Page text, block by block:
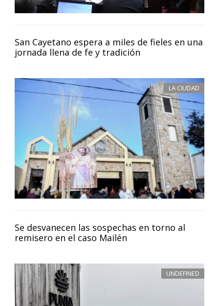
San Cayetano espera a miles de fieles en una
jornada llena de fe y tradición
LA CIUDAD
Se desvanecen las sospechas en torno al
remisero en el caso Mailén
UNDEFINED